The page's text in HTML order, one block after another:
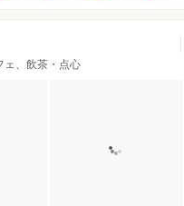
ェ、飲茶・点心